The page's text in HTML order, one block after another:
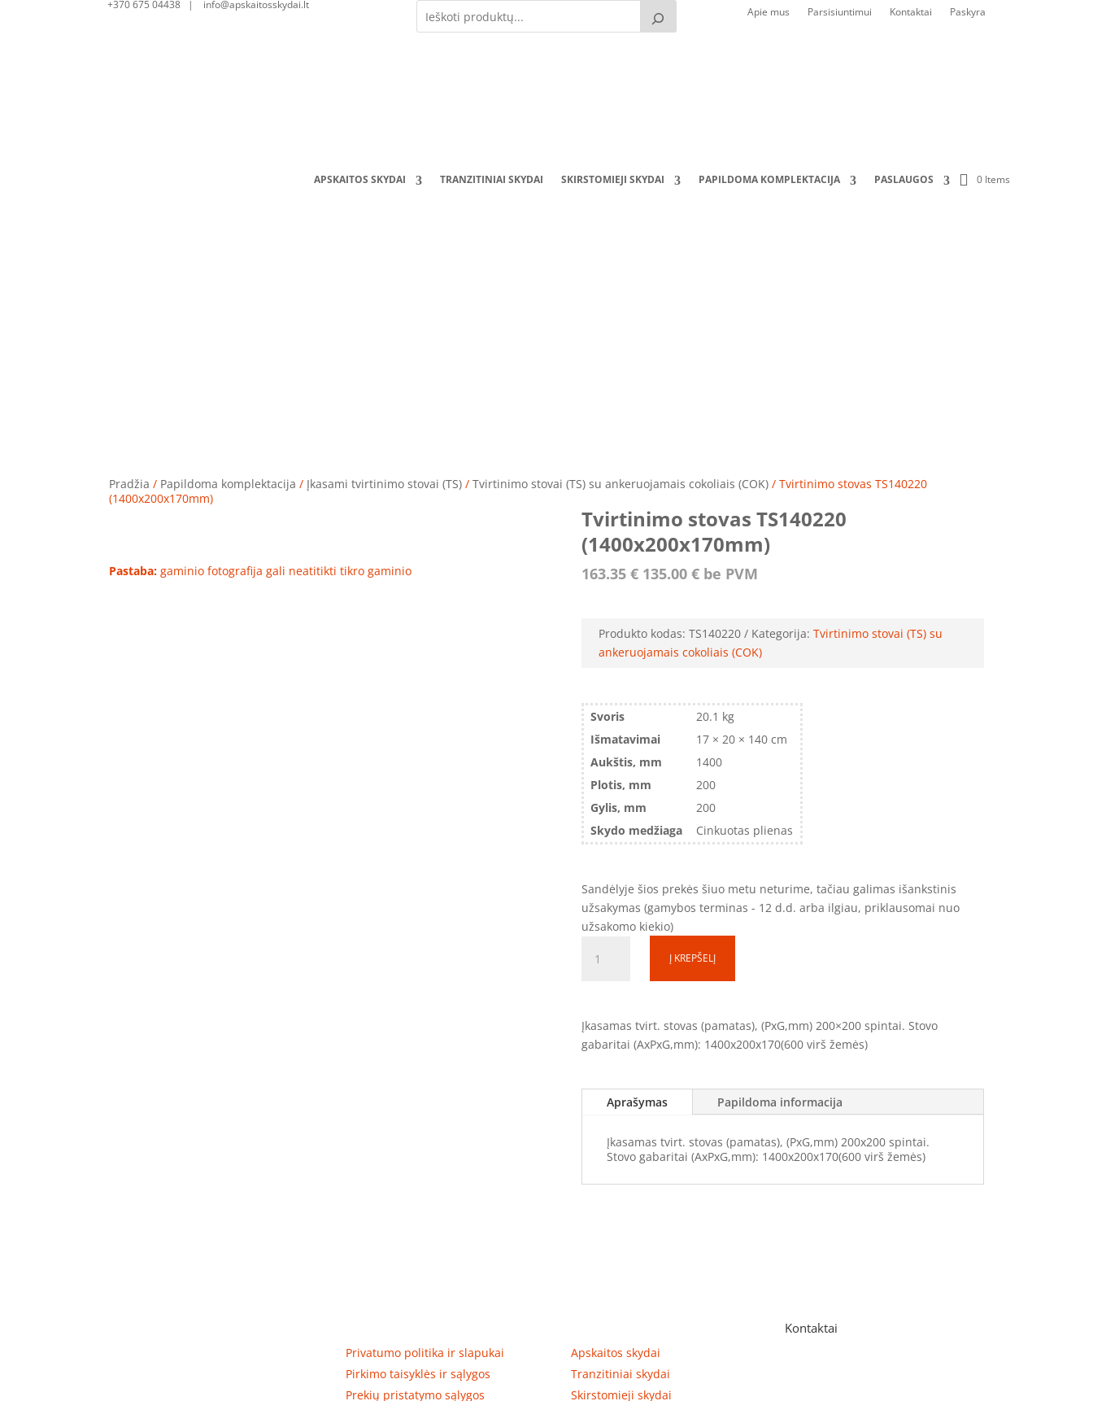
+370 675 04438 | info@apskaitosskydai.lt
Apie mus Parsisiuntimui Kontaktai Paskyra
APSKAITOS SKYDAI TRANZITINIAI SKYDAI SKIRSTOMIEJI SKYDAI PAPILDOMA KOMPLEKTACIJA PASLAUGOS 0 Items
Pradžia / Papildoma komplektacija / Įkasami tvirtinimo stovai (TS) /Tvirtinimo stovai (TS) su ankeruojamais cokoliais (COK) / Tvirtinimo stovas TS140220
(1400x200x170mm)
Pastaba: gaminio fotografija gali neatitikti tikro gaminio
Tvirtinimo stovas TS140220
(1400x200x170mm)
163.35 € 135.00 €be PVM
Produkto kodas: TS140220 Kategorija: Tvirtinimo stovai (TS) su
ankeruojamais cokoliais (COK)
Svoris
20.1 kg
Išmatavimai
17 × 20 × 140 cm
Aukštis, mm
1400
Plotis, mm
200
Gylis, mm
200
Skydo medžiaga
Cinkuotas plienas
Sandėlyje šios prekės šiuo metu neturime, tačiau galimas išankstinis
užsakymas (gamybos terminas - 12 d.d. arba ilgiau, priklausomai nuo
užsakomo kiekio)
kiekis:
TS140220
(1400x200x170mm)
Į KREPŠELĮ
Įkasamas tvirt. stovas (pamatas), (PxG,mm) 200×200 spintai. Stovo
gabaritai (AxPxG,mm): 1400x200x170(600 virš žemės)
Aprašymas Papildoma informacija
Įkasamas tvirt. stovas (pamatas), (PxG,mm) 200x200 spintai.
Stovo gabaritai (AxPxG,mm): 1400x200x170(600 virš žemės)
Privatumo politika ir slapukai
Pirkimo taisyklės ir sąlygos
Prekių pristatymo sąlygos
Apskaitos skydai
Tranzitiniai skydai
Skirstomieji skydai
Kontaktai